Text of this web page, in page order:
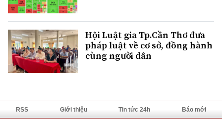
Hội Luật gia Tp.Cần Thơ đưa
pháp luật về cơ sở, đồng hành
cùng người dân
RSS Giới thiệu Tin tức 24h Báo mới